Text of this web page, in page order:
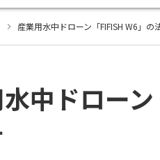
産業用水中ドローン「FIFISH W6」
中ドロー